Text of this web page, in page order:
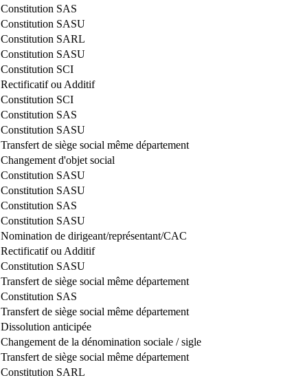
Constitution SAS
Constitution SASU
Constitution SARL
Constitution SASU
Constitution SCI
Rectificatif ou Additif
Constitution SCI
Constitution SAS
Constitution SASU
Transfert de siège social même département
Changement d'objet social
Constitution SASU
Constitution SASU
Constitution SAS
Constitution SASU
Nomination de dirigeant/représentant/CAC
Rectificatif ou Additif
Constitution SASU
Transfert de siège social même département
Constitution SAS
Transfert de siège social même département
Dissolution anticipée
Changement de la dénomination sociale / sigle
Transfert de siège social même département
Constitution SARL